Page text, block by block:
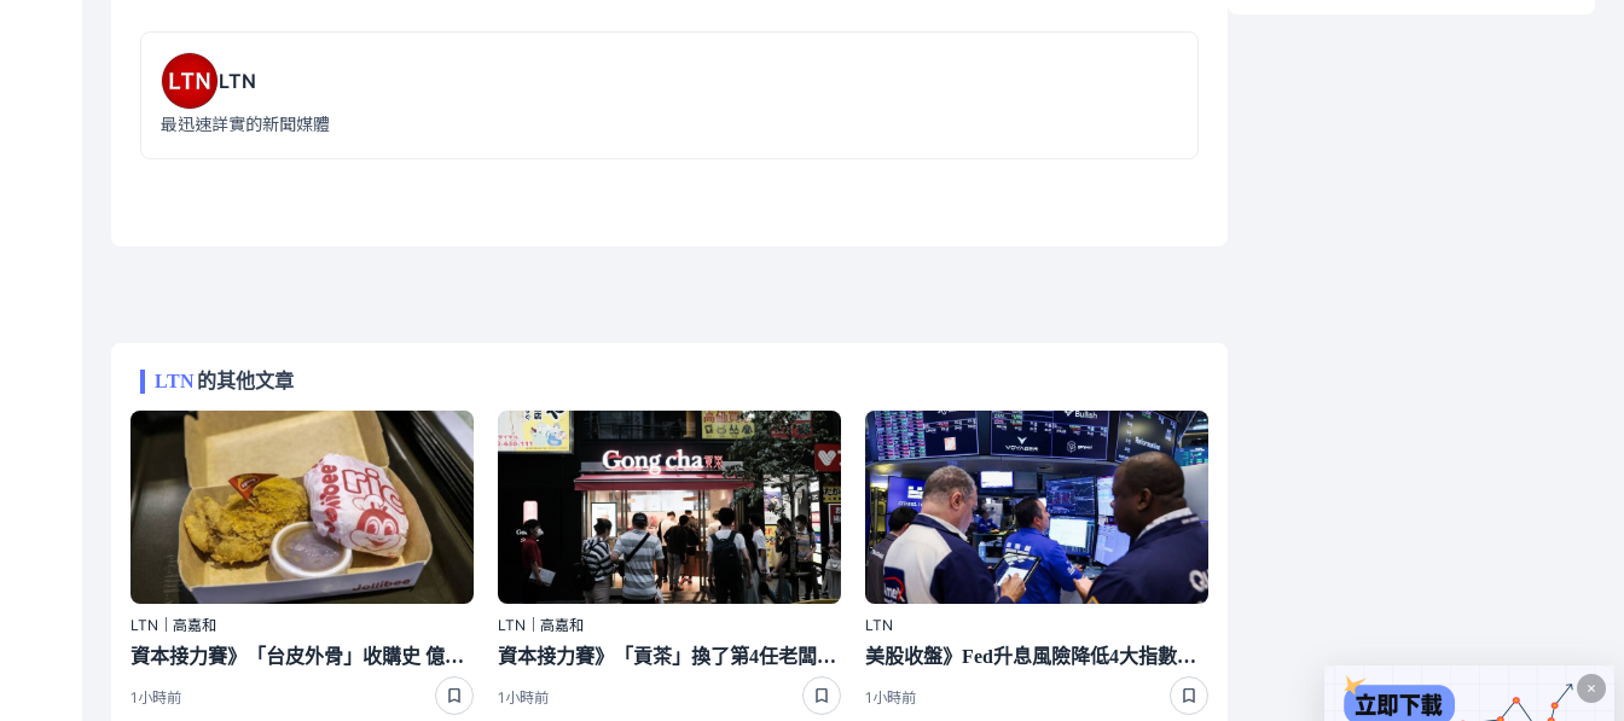
LTN
最迅速詳實的新聞媒體
LTN的其他文章
LTN｜高嘉和
資本接力賽》「台皮外骨」收購史 億豐窗飾最經典
1小時前
LTN｜高嘉和
資本接力賽》「貢茶」換了第4任老闆 台灣創辦人賺最少
1小時前
LTN
美股收盤》Fed升息風險降低4大指數均收紅 台積電ADR漲0.44％
1小時前